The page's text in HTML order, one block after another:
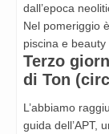
dall’epoca
Nel pomeriggio
piscina e beauty
Terzo
di Ton
L’abbiamo
guida dell’APT,